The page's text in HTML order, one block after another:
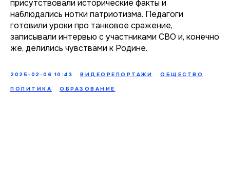
присутствовали исторические факты и
наблюдались нотки патриотизма. Педагоги
готовили уроки про танковое сражение,
записывали интервью с участниками СВО и, конечно
же, делились чувствами к Родине.
2025-02-06 10:43 ВИДЕОРЕПОРТАЖИ ОБЩЕСТВО
ПОЛИТИКА ОБРАЗОВАНИЕ